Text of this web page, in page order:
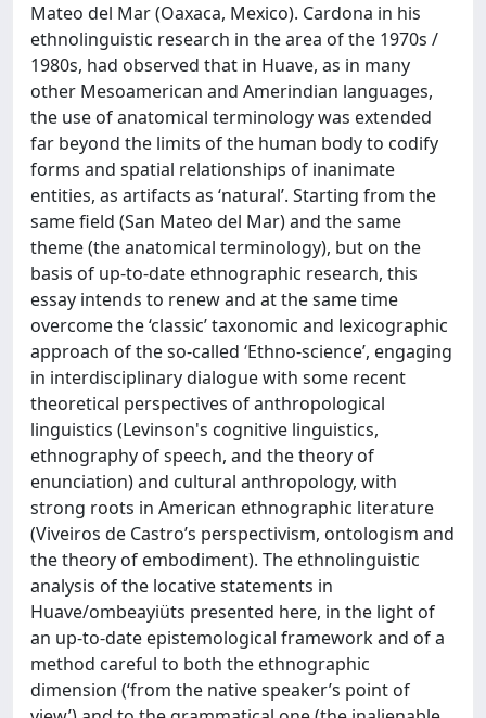
Mateo del Mar (Oaxaca, Mexico). Cardona in his
ethnolinguistic research in the area of the 1970s /
1980s, had observed that in Huave, as in many
other Mesoamerican and Amerindian languages,
the use of anatomical terminology was extended
far beyond the limits of the human body to codify
forms and spatial relationships of inanimate
entities, as artifacts as ‘natural’. Starting from the
same field (San Mateo del Mar) and the same
theme (the anatomical terminology), but on the
basis of up-to-date ethnographic research, this
essay intends to renew and at the same time
overcome the ‘classic’ taxonomic and lexicographic
approach of the so-called ‘Ethno-science’, engaging
in interdisciplinary dialogue with some recent
theoretical perspectives of anthropological
linguistics (Levinson's cognitive linguistics,
ethnography of speech, and the theory of
enunciation) and cultural anthropology, with
strong roots in American ethnographic literature
(Viveiros de Castro’s perspectivism, ontologism and
the theory of embodiment). The ethnolinguistic
analysis of the locative statements in
Huave/ombeayiüts presented here, in the light of
an up-to-date epistemological framework and of a
method careful to both the ethnographic
dimension (‘from the native speaker’s point of